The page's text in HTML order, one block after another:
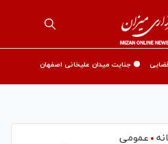
🟡 جنایت میدان علیخانی اصفهان
عمومی